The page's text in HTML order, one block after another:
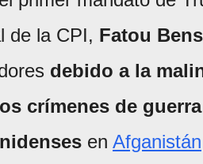
de la CPI, Fatou
debido a la
crímenes de
en Afganistán